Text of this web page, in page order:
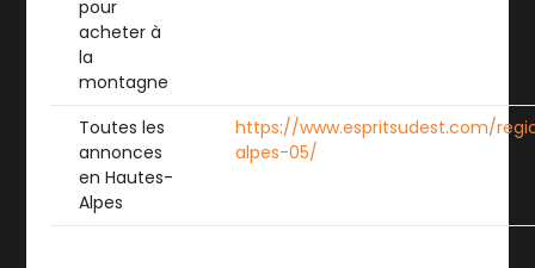
pour
acheter à
la
montagne
Toutes les
annonces
en Hautes-
Alpes
https://www.espritsudest.com/
alpes-05/